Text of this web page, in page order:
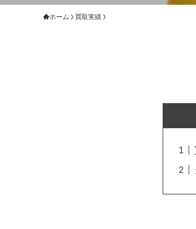
ホーム 買取実績